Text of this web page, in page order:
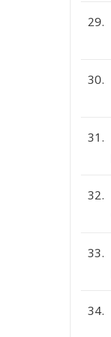
29.
30.
31.
32.
33.
34.